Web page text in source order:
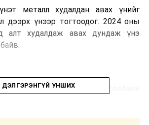
металл худалдан авах үнийг
дээрх үнээр тогтоодог. 2024 оны
алт худалдаж авах дундаж үнэ
Эх сурвалж: Монголбанк
ДЭЛГЭРЭНГҮЙ УНШИХ